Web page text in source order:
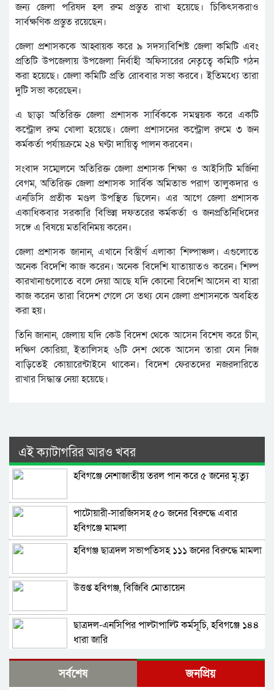
জন্য জেলা পরিষদ হল রুম প্রস্তুত রাখা হয়েছে। চিকিৎসকরাও
সার্বক্ষণিক প্রস্তুত রয়েছেন।
জেলা প্রশাসককে আহ্বায়ক করে ৯ সদস্যবিশিষ্ট জেলা কমিটি এবং
প্রতিটি উপজেলায় উপজেলা নির্বাহী অফিসারের নেতৃত্বে কমিটি গঠন
করা হয়েছে। জেলা কমিটি প্রতি রোববার সভা করবে। ইতিমধ্যে তারা
দুটি সভা করেছেন।
এ ছাড়া অতিরিক্ত জেলা প্রশাসক সার্বিককে সমন্বয়ক করে একটি
কন্ট্রোল রুম খোলা হয়েছে। জেলা প্রশাসনের কন্ট্রোল রুমে ৩ জন
কর্মকর্তা পর্যায়ক্রমে ২৪ ঘণ্টা দায়িত্ব পালন করবেন।
সংবাদ সম্মেলনে অতিরিক্ত জেলা প্রশাসক শিক্ষা ও আইসিটি মর্জিনা
বেগম, অতিরিক্ত জেলা প্রশাসক সার্বিক অমিতাভ পরাগ তালুকদার ও
এনডিসি প্রতীক মণ্ডল উপস্থিত ছিলেন। এর আগে জেলা প্রশাসক
একাধিকবার সরকারি বিভিন্ন দফতরের কর্মকর্তা ও জনপ্রতিনিধিদের
সঙ্গে এ বিষয়ে মতবিনিময় করেন।
জেলা প্রশাসক জানান, এখানে বিস্তীর্ণ এলাকা শিল্পাঞ্চল। এগুলোতে
অনেক বিদেশি কাজ করেন। অনেক বিদেশি যাতায়াতও করেন। শিল্প
কারখানাগুলোতে বলে দেয়া আছে যদি কোনো বিদেশি আসেন বা যারা
কাজ করেন তারা বিদেশ গেলে সে তথ্য যেন জেলা প্রশাসনকে অবহিত
করা হয়।
তিনি জানান, জেলায় যদি কেউ বিদেশ থেকে আসেন বিশেষ করে চীন,
দক্ষিণ কোরিয়া, ইতালিসহ ৬টি দেশ থেকে আসেন তারা যেন নিজ
বাড়িতেই কোয়ারেন্টাইনে থাকেন। বিদেশ ফেরতদের নজরদারিতে
রাখার সিদ্ধান্ত নেয়া হয়েছে।
এই ক্যাটাগরির আরও খবর
হবিগঞ্জে নেশাজাতীয় তরল পান করে ৫ জনের মৃ.ত্যু
পাটোয়ারী-সারজিসসহ ৫০ জনের বিরুদ্ধে এবার
হবিগঞ্জে মামলা
হবিগঞ্জ ছাত্রদল সভাপতিসহ ১১১ জনের বিরুদ্ধে মামলা
উত্তপ্ত হবিগঞ্জ, বিজিবি মোতায়েন
ছাত্রদল-এনসিপির পাল্টাপাল্টি কর্মসূচি, হবিগঞ্জে ১৪৪
ধারা জারি
হকৃবিসহ ৩ বিশ্ববিদ্যালয়ে নতুন উপাচার্য
সর্বশেষ জনপ্রিয়